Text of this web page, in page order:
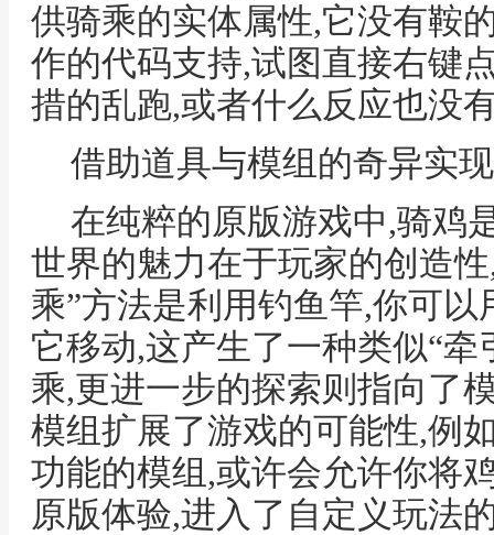
供骑乘的实体属性,它没有鞍
作的代码支持,试图直接右键
措的乱跑,或者什么反应也没
借助道具与模组的奇异实现
在纯粹的原版游戏中,骑鸡
世界的魅力在于玩家的创造
乘”方法是利用钓鱼竿,你可
它移动,这产生了一种类似“
乘,更进一步的探索则指向了
模组扩展了游戏的可能性,例
功能的模组,或许会允许你将
原版体验,进入了自定义玩法